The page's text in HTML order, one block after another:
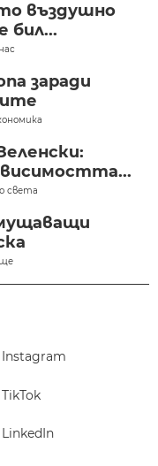
въздушно
бил...
заради
света
Instagram
TikTok
LinkedIn